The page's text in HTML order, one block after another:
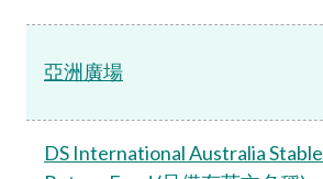
亞洲廣場
DS International Australia Stable